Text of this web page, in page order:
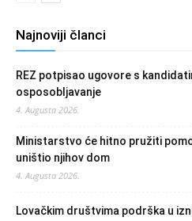
Najnoviji članci
REZ potpisao ugovore s
osposobljavanje
4. Augusta 2026.
Ministarstvo će hitno pružiti
uništio njihov dom
4. Augusta 2026.
Lovačkim društvima podrška u